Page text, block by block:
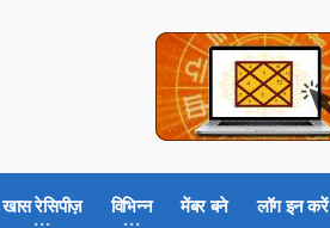
खास रेसिपीज़ विभिन्न मेंबर बने लॉग इन करें